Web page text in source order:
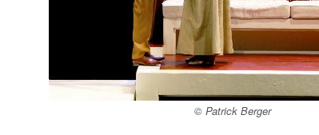
© Patrick Berger